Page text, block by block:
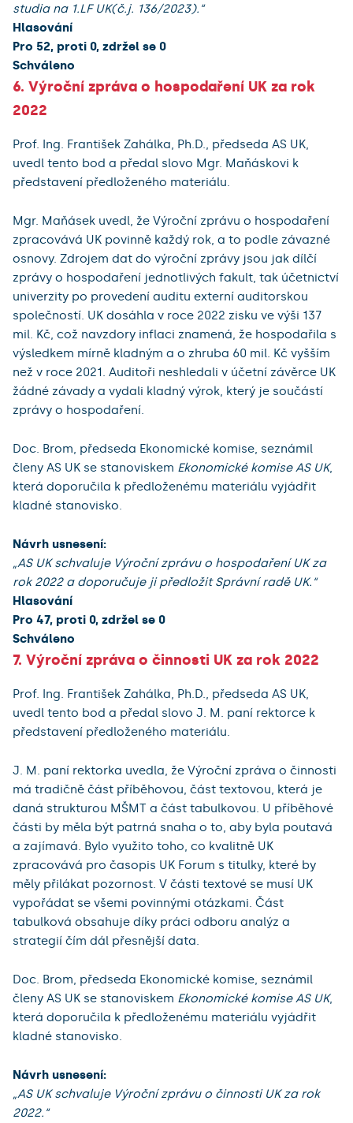
studia na 1.LF UK(č.j. 136/2023).“
Hlasování
Pro 52, proti 0, zdržel se 0
Schváleno
6. Výroční zpráva o hospodaření UK za rok
2022
Prof. Ing. František Zahálka, Ph.D., předseda AS UK,
uvedl tento bod a předal slovo Mgr. Maňáskovi k
představení předloženého materiálu.
Mgr. Maňásek uvedl, že Výroční zprávu o hospodaření
zpracovává UK povinně každý rok, a to podle závazné
osnovy. Zdrojem dat do výroční zprávy jsou jak dílčí
zprávy o hospodaření jednotlivých fakult, tak účetnictví
univerzity po provedení auditu externí auditorskou
společností. UK dosáhla v roce 2022 zisku ve výši 137
mil. Kč, což navzdory inflaci znamená, že hospodařila s
výsledkem mírně kladným a o zhruba 60 mil. Kč vyšším
než v roce 2021. Auditoři neshledali v účetní závěrce UK
žádné závady a vydali kladný výrok, který je součástí
zprávy o hospodaření.
Doc. Brom, předseda Ekonomické komise, seznámil
členy AS UK se stanoviskem Ekonomické komise AS UK,
která doporučila k předloženému materiálu vyjádřit
kladné stanovisko.
Návrh usnesení:
„AS UK schvaluje Výroční zprávu o hospodaření UK za
rok 2022 a doporučuje ji předložit Správní radě UK.“
Hlasování
Pro 47, proti 0, zdržel se 0
Schváleno
7. Výroční zpráva o činnosti UK za rok 2022
Prof. Ing. František Zahálka, Ph.D., předseda AS UK,
uvedl tento bod a předal slovo J. M. paní rektorce k
představení předloženého materiálu.
J. M. paní rektorka uvedla, že Výroční zpráva o činnosti
má tradičně část příběhovou, část textovou, která je
daná strukturou MŠMT a část tabulkovou. U příběhové
části by měla být patrná snaha o to, aby byla poutavá
a zajímavá. Bylo využito toho, co kvalitně UK
zpracovává pro časopis UK Forum s titulky, které by
měly přilákat pozornost. V části textové se musí UK
vypořádat se všemi povinnými otázkami. Část
tabulková obsahuje díky práci odboru analýz a
strategií čím dál přesnější data.
Doc. Brom, předseda Ekonomické komise, seznámil
členy AS UK se stanoviskem Ekonomické komise AS UK,
která doporučila k předloženému materiálu vyjádřit
kladné stanovisko.
Návrh usnesení:
„AS UK schvaluje Výroční zprávu o činnosti UK za rok
2022.“